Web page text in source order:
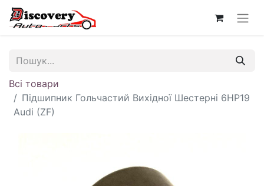
Всі товари
Підшипник Гольчастий Вихідної Шестерні 6HP19
Audi (ZF)